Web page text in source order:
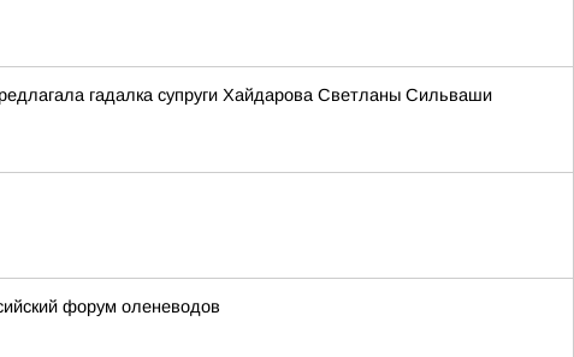
гадалка супруги Хайдарова Светланы Сильваши
форум оленеводов